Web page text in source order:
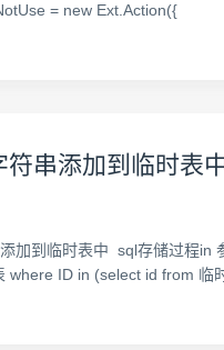
= new
符串添加到临时表
加到临时表中 sql存储过程in
where ID in (select id from